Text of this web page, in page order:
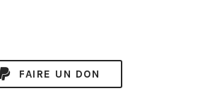
FAIRE UN DON